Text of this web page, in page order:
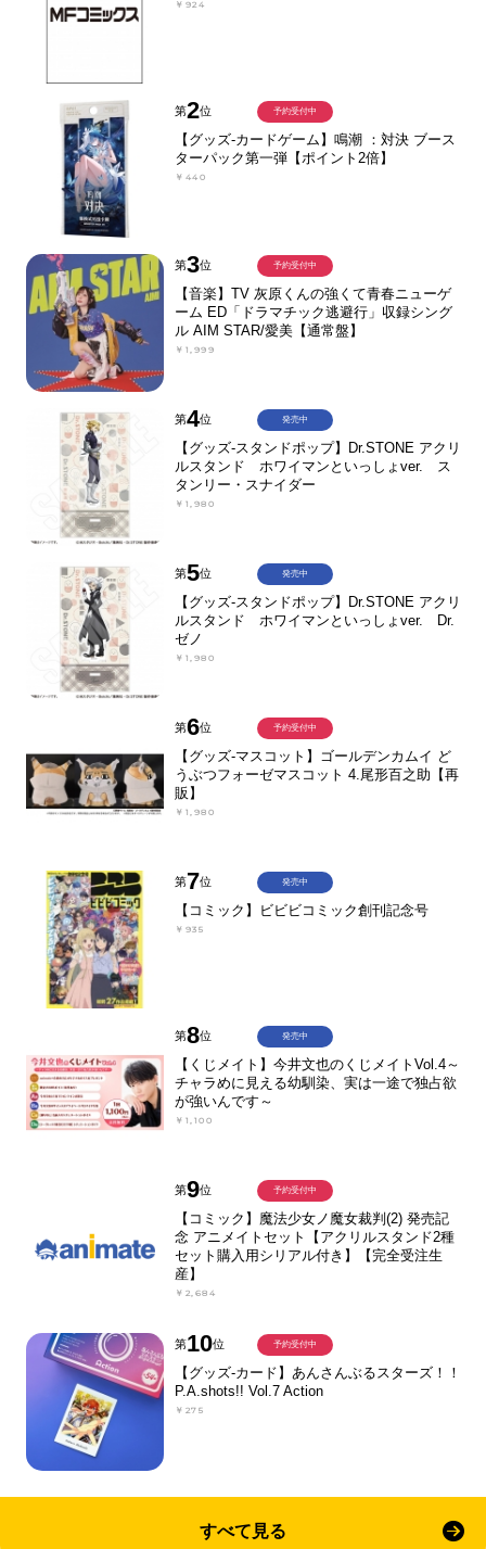
￥924
第2位
【グッズ-カードゲーム】鳴潮 ：対決 ブース
ターパック第一弾【ポイント2倍】
￥440
予約受付中
第3位
【音楽】TV 灰原くんの強くて青春ニューゲ
ーム ED「ドラマチック逃避行」収録シング
ル AIM STAR/愛美【通常盤】
￥1,999
予約受付中
第4位
【グッズ-スタンドポップ】Dr.STONE アクリ
ルスタンド ホワイマンといっしょver. ス
タンリー・スナイダー
￥1,980
発売中
第5位
【グッズ-スタンドポップ】Dr.STONE アクリ
ルスタンド ホワイマンといっしょver. Dr.
ゼノ
￥1,980
発売中
第6位
【グッズ-マスコット】ゴールデンカムイ ど
うぶつフォーゼマスコット 4.尾形百之助【再
販】
￥1,980
予約受付中
第7位
【コミック】ビビビコミック創刊記念号
￥935
発売中
第8位
【くじメイト】今井文也のくじメイトVol.4～
チャラめに見える幼馴染、実は一途で独占欲
が強いんです～
￥1,100
発売中
第9位
【コミック】魔法少女ノ魔女裁判(2) 発売記
念 アニメイトセット【アクリルスタンド2種
セット購入用シリアル付き】【完全受注生
産】
￥2,684
予約受付中
第10位
【グッズ-カード】あんさんぶるスターズ！！
P.A.shots!! Vol.7 Action
￥275
予約受付中
すべて見る